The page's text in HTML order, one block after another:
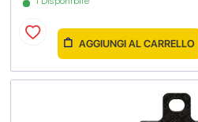
AGGIUNGI AL CARRELLO